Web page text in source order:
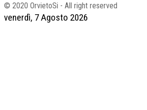
venerdì, 7 Agosto 2026
© 2020 OrvietoSi - All right reserved